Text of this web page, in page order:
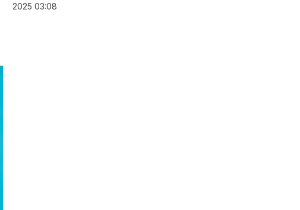
2025 03:08